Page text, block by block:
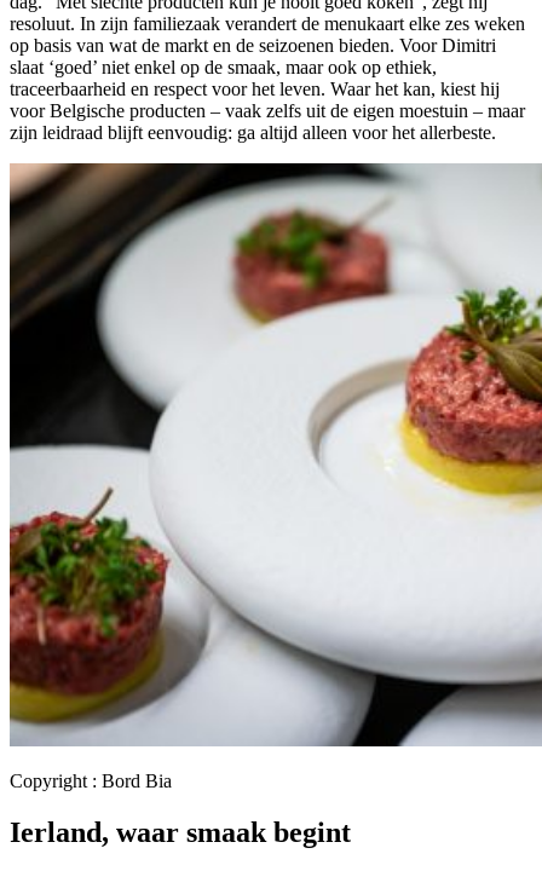
resoluut. In zijn familiezaak verandert de menukaart elke zes weken
op basis van wat de markt en de seizoenen bieden. Voor Dimitri
slaat ‘goed’ niet enkel op de smaak, maar ook op ethiek,
traceerbaarheid en respect voor het leven. Waar het kan, kiest hij
voor Belgische producten – vaak zelfs uit de eigen moestuin – maar
zijn leidraad blijft eenvoudig: ga altijd alleen voor het allerbeste.
Copyright : Bord Bia
Ierland, waar smaak begint